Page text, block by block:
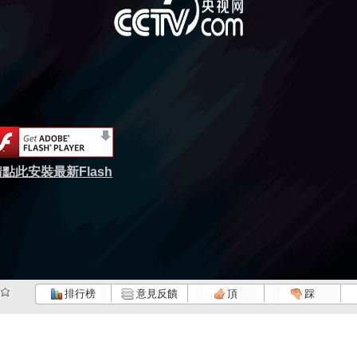
點此安裝最新Flash
排行榜 意見反饋 頂 踩